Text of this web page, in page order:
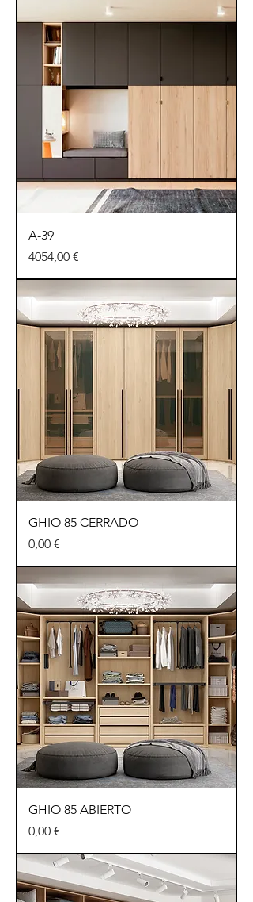
A-39
Precio
4054,00 €
GHIO 85 CERRADO
Precio
0,00 €
GHIO 85 ABIERTO
Precio
0,00 €